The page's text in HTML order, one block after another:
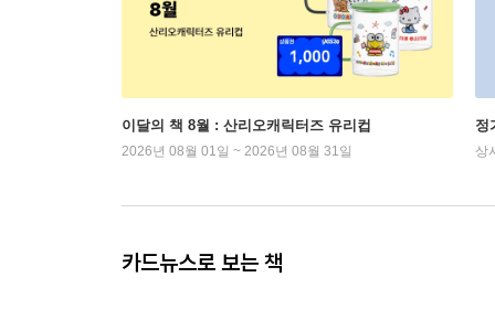
이달의 책 8월 : 산리오캐릭터즈 유리컵
2026년 08월 01일 ~ 2026년 08월 31일
정
상
카드뉴스로 보는 책